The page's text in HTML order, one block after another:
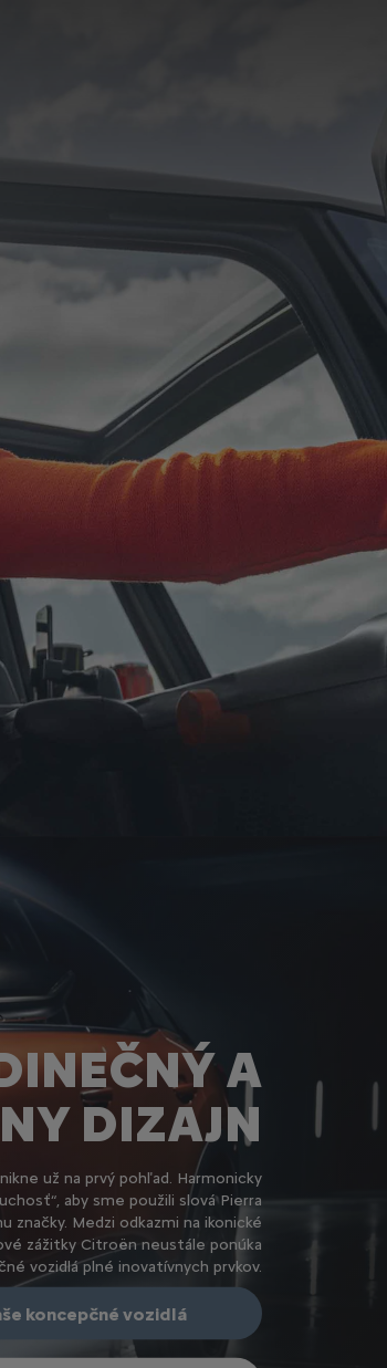
A
DIZAJN
už na prvý pohľad. Harmonicky
aby sme použili slová Pierra
značky. Medzi odkazmi na ikonické
zážitky Citroën neustále ponúka
vozidlá plné inovatívnych prvkov.
koncepčné vozidlá